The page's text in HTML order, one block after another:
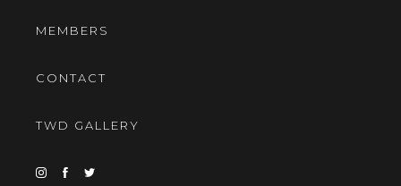
MEMBERS
CONTACT
TWD GALLERY